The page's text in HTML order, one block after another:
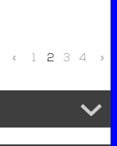
« 1 2 3 4 »